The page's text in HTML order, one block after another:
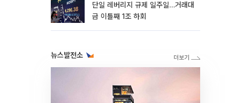
단일 레버리지 규제 일주일…거래대
금 이틀째 1조 하회
뉴스발전소